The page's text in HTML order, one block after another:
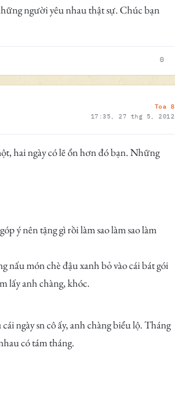
người yêu nhau thật sự. Chúc bạn
0
Toa 8
17:35, 27 thg 5, 2012
hai ngày có lẽ ổn hơn đó bạn. Những
ý nên tặng gì rồi làm sao làm sao làm
nấu món chè đậu xanh bỏ vào cái bát gói
lấy anh chàng, khóc.
ngày sn cô ấy, anh chàng biểu lộ. Tháng
có tám tháng.